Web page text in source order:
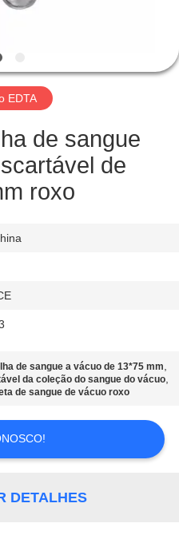
EDTA
de sangue
de
roxo
de sangue a vácuo de 13*75 mm,
da coleção do sangue do vácuo,
de sangue de vácuo roxo
DETALHES